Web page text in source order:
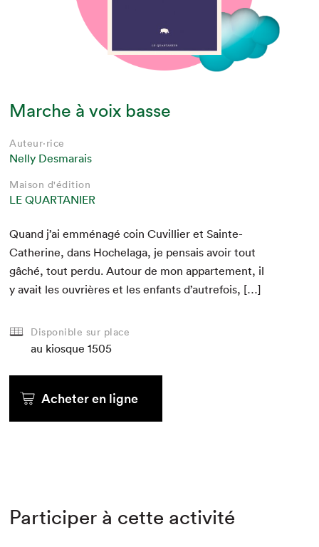
Marche à voix basse
Auteur·rice
Nelly Desmarais
Maison d'édition
LE QUARTANIER
Quand j’ai emmé­nagé coin Cuvil­li­er et Sainte-
Cather­ine, dans Hochela­ga, je pen­sais avoir tout
gâché, tout per­du. Autour de mon apparte­ment, il
y avait les ouvrières et les enfants d’autrefois, […]
Disponible sur place
au kiosque 1505
Acheter en ligne
Participer à cette activité